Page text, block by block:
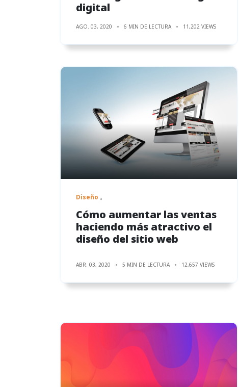
digital
AGO. 03, 2020 6 MIN DE LECTURA 11,202 VIEWS
Diseño
Cómo aumentar las ventas
haciendo más atractivo el
diseño del sitio web
ABR. 03, 2020 5 MIN DE LECTURA 12,657 VIEWS